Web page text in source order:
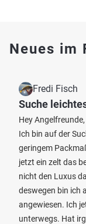
Neues im
Fredi Fisch
Suche
Hey Angelfreunde,
Ich bin auf der
geringem
jetzt ein zelt das
nicht den Luxus
deswegen bin ich
angewiesen. Ich
unterwegs. Hat